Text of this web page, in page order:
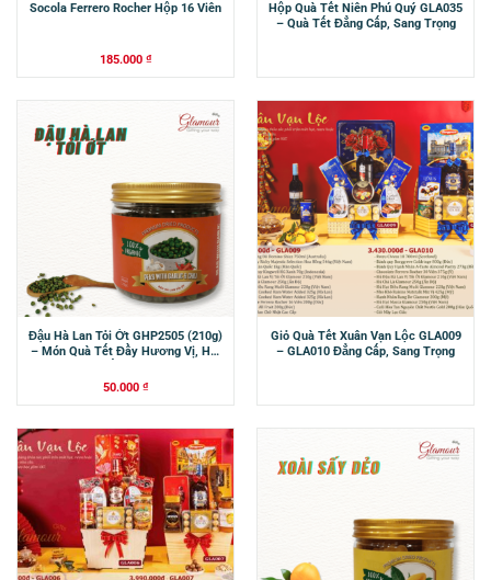
Socola Ferrero Rocher Hộp 16 Viên
185.000 ₫
Hộp Quà Tết Niên Phú Quý GLA035
– Quà Tết Đẳng Cấp, Sang Trọng
Đậu Hà Lan Tỏi Ớt GHP2505 (210g)
– Món Quà Tết Đầy Hương Vị, Hạt
50.000 ₫
Giỏ Quà Tết Xuân Vạn Lộc GLA009
– GLA010 Đẳng Cấp, Sang Trọng